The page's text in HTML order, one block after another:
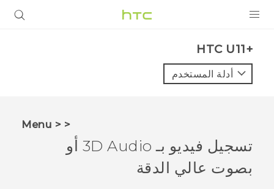
VIVE
VIVERSE
البرامج + التطبيقات
HTC U11+‎
أدلة المستخدم
< < Menu
تسجيل فيديو بـ 3D Audio أو
بصوت عالي الدقة